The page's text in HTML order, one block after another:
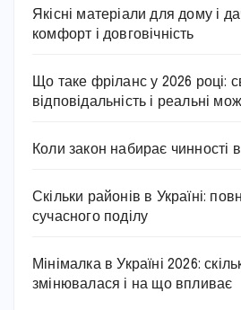
Якісні матеріали для дому і
комфорт і довговічність
Що таке фріланс у 2026 році:
відповідальність і реальні
Коли закон набирає чинності в
Скільки районів в Україні:
сучасного поділу
Мінімалка в Україні 2026:
змінювалася і на що впливає